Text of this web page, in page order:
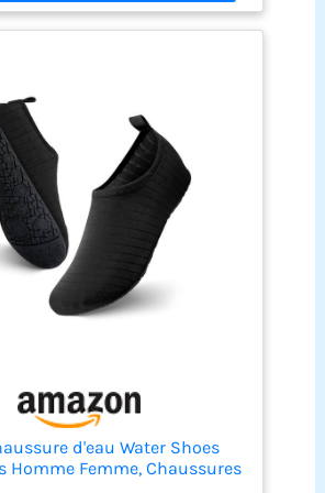
de jouer au niveau des
et du ventre L'AquaTwin offre
» avec le pouce et les doigts.
d'eau Water Shoes
Homme Femme, Chaussures